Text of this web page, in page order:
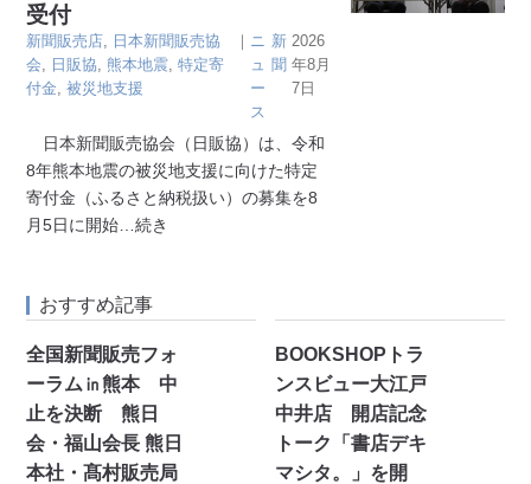
受付
新聞販売店
日本新聞販売協
会
日販協 熊本地震 ,特定寄
付金 ,被災地支援
｜ ニ
ュ
ー
ス
新
聞
2026
年8月
7日
日本新聞販売協会（日販協）は、令和
8年熊本地震の被災地支援に向けた特定
寄付金（ふるさと納税扱い）の募集を8
月5日に開始 …続き
おすすめ記事
全国新聞販売フォ
ーラム㏌熊本 中
止を決断 熊日
会・福山会長 熊日
本社・髙村販売局
BOOKSHOPトラ
ンスビュー大江戸
中井店 開店記念
トーク「書店デキ
マシタ。」を開